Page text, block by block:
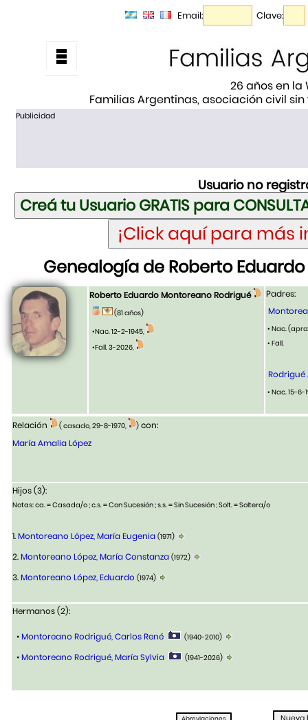
Email: Clave:
26 años en la
Familias Argentinas, asociación civil
Publicidad
Usuario no
Genealogía de Roberto
Roberto Eduardo Montoreano Rodrigué
(81 años)
•Nac. 12-2-1945,
•Fall. 3-2026,
Padres:
• Nac.
• Fall.
Rodrigué
• Nac. 15-
Relación ( casado, 29-8-1970, ) con:
María Amalia López
Hijos (3):
Notas: ca. = Casada/o ; c.s. = Con Sucesión ; s.s. = Sin Sucesión ; Solt. = Soltera/o
1.Montoreano López, María Eugenia (1971)
2.Montoreano López, María Constanza (1972)
3.Montoreano López, Eduardo (1974)
Hermanos (2):
•Montoreano Rodrigué, Carlos René (1940-2010)
•Montoreano Rodrigué, María Sylvia (1941-2026)